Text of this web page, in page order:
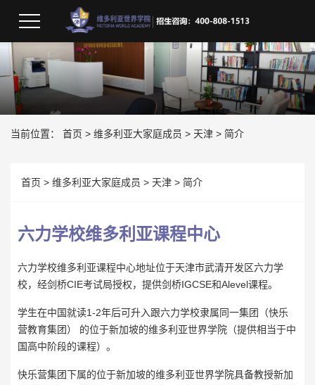
员
当前位置： 首页 > 维多利亚大家庭成员 > 天津 > 简介
首页 > 维多利亚大家庭成员 > 天津 > 简介
六力学校维多利亚课程中心
六力学校维多利亚课程中心地址位于天津市武清开发区六力学
校，经剑桥CIE考试局授权，提供剑桥IGCSE和Alevel课程。
学生在中国就读1-2年后可升入跟六力学校隶属同一集团（快乐
营教育集团） 的位于新加坡的维多利亚世界学院（提供相当于中
国高中阶段的课程）。
快乐营集团下属的位于新加坡的维多利亚世界学院具备教授新加